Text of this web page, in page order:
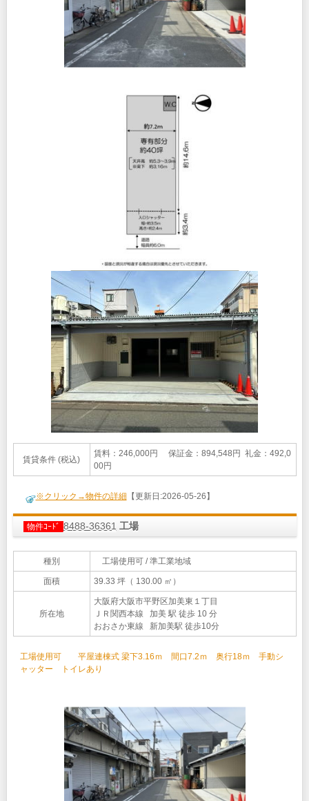
賃貸条件 (税込)
賃料：246,000円 保証金：894,548円 礼金：492,0
00円
※クリック→物件の詳細 【更新日:2026-05-26】
物件ｺｰﾄﾞ 8488-36361 工場
種別 工場使用可 / 準工業地域
面積 39.33 坪（ 130.00 ㎡）
所在地
大阪府大阪市平野区加美東１丁目
ＪＲ関西本線 加美 駅 徒歩 10 分
おおさか東線 新加美駅 徒歩10分
工場使用可 平屋連棟式 梁下3.16ｍ 間口7.2ｍ 奥行18ｍ 手動シ
ャッター トイレあり